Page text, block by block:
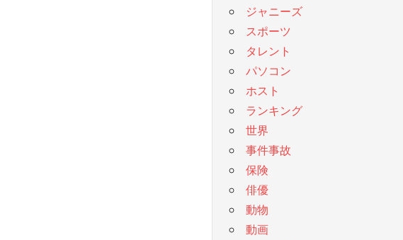
ジャニーズ
スポーツ
タレント
パソコン
ホスト
ランキング
世界
事件事故
保険
俳優
動物
動画